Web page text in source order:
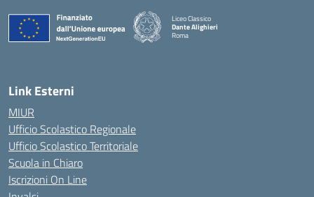
Liceo Classico
Dante Alighieri
Roma
Link Esterni
MIUR
Ufficio Scolastico Regionale
Ufficio Scolastico Territoriale
Scuola in Chiaro
Iscrizioni On Line